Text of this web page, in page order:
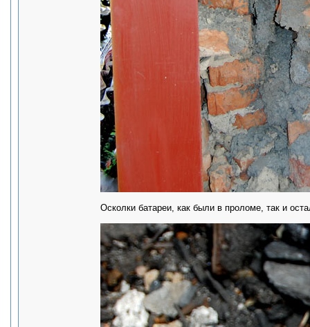
Осколки батареи, как были в проломе, так и